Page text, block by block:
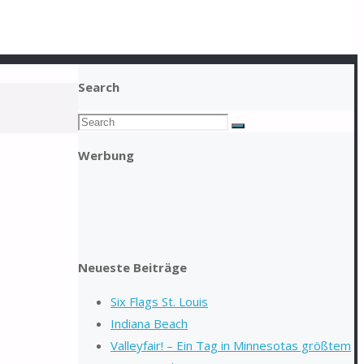
Search
Search
Search
Werbung
Neueste Beiträge
Six Flags St. Louis
Indiana Beach
Valleyfair! – Ein Tag in Minnesotas größtem